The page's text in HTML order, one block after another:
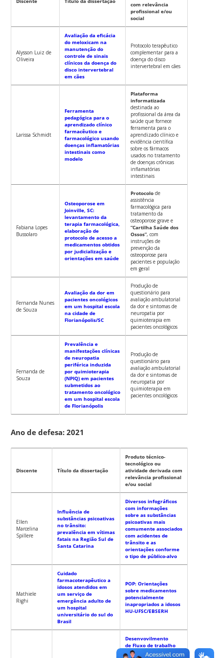
com relevância
profissional e/ou
social
Alysson Luiz de
Oliveira
Avaliação da eficácia
do meloxicam na
manutenção do
controle de sinais
clínicos da doença do
disco intervertebral
em cães
Protocolo terapêutico
complementar para a
doença do disco
intervertebral em cães
Larissa Schmidt
Ferramenta
pedagógica para o
aprendizado clínico
farmacêutico e
farmacológico usando
doenças inflamatórias
intestinais como
modelo
Plataforma
informatizada
destinada ao
profissional da área da
saúde que fornece
ferramenta para o
aprendizado clínico e
evidência científica
sobre os fármacos
usados no tratamento
de doenças crônicas
inflamatórias
intestinais
Fabiana Lopes
Bussolaro
Osteoporose em
Joinville, SC:
levantamento da
terapia farmacológica,
elaboração de
protocolo de acesso a
medicamentos obtidos
por judicialização e
orientações em saúde
Protocolode
assistência
farmacológica para
tratamento da
osteoporose grave e
“Cartilha Saúde dos
Ossos”, com
instruções de
prevenção da
osteoporose para
pacientes e população
em geral
Fernanda Nunes
de Souza
Avaliação da dor em
pacientes oncológicos
em um hospital escola
na cidade de
Florianópolis/SC
Produção de
questionário para
avaliação ambulatorial
da dor e sintomas de
neuropatia por
quimioterapia em
pacientes oncológicos
Fernanda de
Souza
Prevalência e
manifestações clínicas
de neuropatia
periférica induzida
por quimioterapia
(NPIQ) em pacientes
submetidos ao
tratamento oncológico
em um hospital escola
de Florianópolis
Produção de
questionário para
avaliação ambulatorial
da dor e sintomas de
neuropatia por
quimioterapia em
pacientes oncológicos
Ano de defesa: 2021
Discente Título da dissertação
Produto técnico-
tecnológico ou
atividade derivada com
relevância profissional
e/ou social
Ellen
Marcelina
Spillere
Influência de
substâncias psicoativas
no trânsito:
prevalência em vítimas
fatais na Região Sul de
Santa Catarina
Diversos infográficos
com informações
sobre as substâncias
psicoativas mais
comumente associados
com acidentes de
trânsito e as
orientações conforme
o tipo de público-alvo
Mathiele
Righi
Cuidado
farmacoterapêutico a
idosos atendidos em
um serviço de
emergência adulto de
um hospital
universitário do sul do
Brasil
POP: Orientações
sobre medicamentos
potencialmente
inapropriados a idosos
HU-UFSC/EBSERH
Desenvovilmento
de Fluxo de trabalho
para